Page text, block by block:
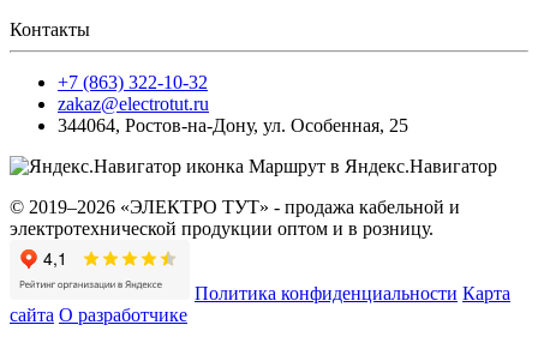
Контакты
+7 (863) 322-10-32
zakaz@electrotut.ru
344064, Ростов-на-Дону, ул. Особенная, 25
Маршрут в Яндекс.Навигатор
© 2019–2026 «ЭЛЕКТРО ТУТ» - продажа кабельной и
электротехнической продукции оптом и в розницу.
Политика конфиденциальности Карта
сайта О разработчике